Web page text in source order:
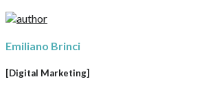
Emiliano Brinci
[Digital Marketing]